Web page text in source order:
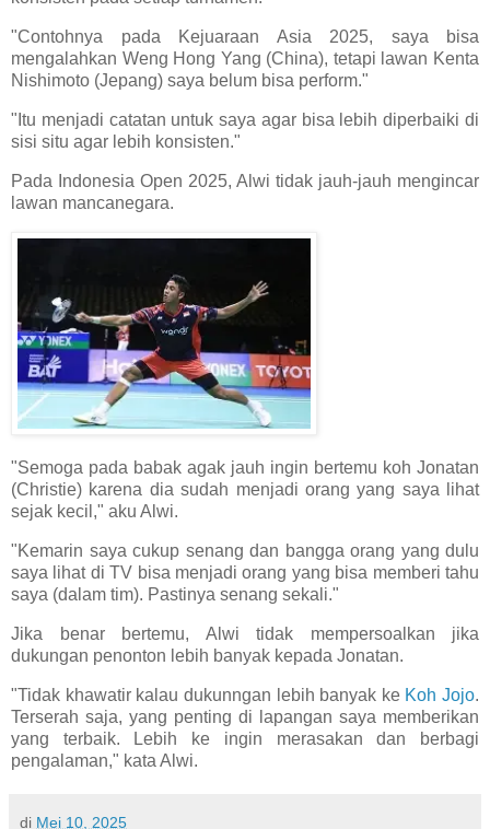
"Contohnya pada Kejuaraan Asia 2025, saya bisa
mengalahkan Weng Hong Yang (China), tetapi lawan Kenta
Nishimoto (Jepang) saya belum bisa perform."
"Itu menjadi catatan untuk saya agar bisa lebih diperbaiki di
sisi situ agar lebih konsisten."
Pada Indonesia Open 2025, Alwi tidak jauh-jauh mengincar
lawan mancanegara.
"Semoga pada babak agak jauh ingin bertemu koh Jonatan
(Christie) karena dia sudah menjadi orang yang saya lihat
sejak kecil," aku Alwi.
"Kemarin saya cukup senang dan bangga orang yang dulu
saya lihat di TV bisa menjadi orang yang bisa memberi tahu
saya (dalam tim). Pastinya senang sekali."
Jika benar bertemu, Alwi tidak mempersoalkan jika
dukungan penonton lebih banyak kepada Jonatan.
"Tidak khawatir kalau dukunngan lebih banyak ke Koh Jojo.
Terserah saja, yang penting di lapangan saya memberikan
yang terbaik. Lebih ke ingin merasakan dan berbagi
pengalaman," kata Alwi.
di Mei 10, 2025